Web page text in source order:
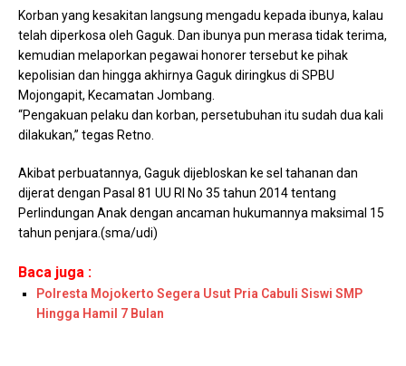
Korban yang kesakitan langsung mengadu kepada ibunya, kalau
telah diperkosa oleh Gaguk. Dan ibunya pun merasa tidak terima,
kemudian melaporkan pegawai honorer tersebut ke pihak
kepolisian dan hingga akhirnya Gaguk diringkus di SPBU
Mojongapit, Kecamatan Jombang.
“Pengakuan pelaku dan korban, persetubuhan itu sudah dua kali
dilakukan,” tegas Retno.
Akibat perbuatannya, Gaguk dijebloskan ke sel tahanan dan
dijerat dengan Pasal 81 UU RI No 35 tahun 2014 tentang
Perlindungan Anak dengan ancaman hukumannya maksimal 15
tahun penjara.(sma/udi)
Baca juga :
Polresta Mojokerto Segera Usut Pria Cabuli Siswi SMP
Hingga Hamil 7 Bulan